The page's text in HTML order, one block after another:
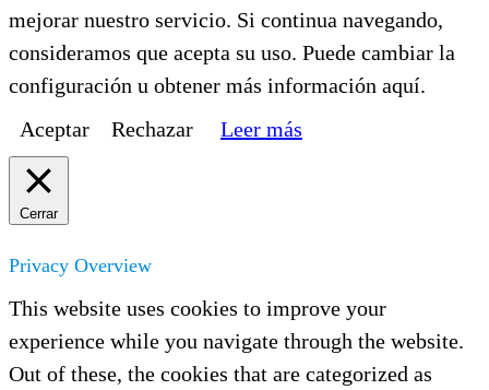
mejorar nuestro servicio. Si continua navegando,
consideramos que acepta su uso. Puede cambiar la
configuración u obtener más información aquí.
Aceptar
Rechazar Leer más
Cerrar
Privacy Overview
This website uses cookies to improve your
experience while you navigate through the website.
Out of these, the cookies that are categorized as